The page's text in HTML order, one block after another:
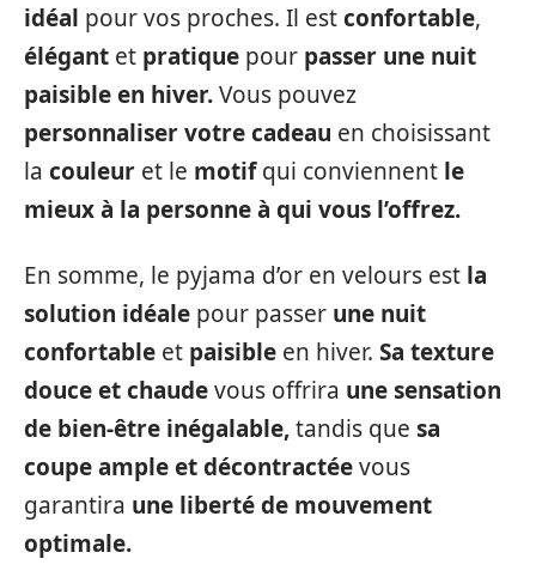
idéal pour vos proches. Il estconfortable,
élégant et pratique pour passer une nuit
paisible en hiver.Vous pouvez
personnaliser votre cadeau en choisissant
la couleur et le motifqui conviennent le
mieux à la personne à qui vous l’offrez.
En somme, le pyjama d’or en velours est la
solution idéale pour passer une nuit
confortable et paisible en hiver. Sa texture
douce et chaudevous offrira une sensation
de bien-être inégalable,tandis que sa
coupe ample et décontractéevous
garantira une liberté de mouvement
optimale.